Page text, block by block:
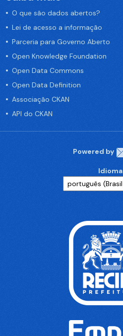
O que são dados abertos?
Lei de acesso a informação
Parceria para Governo Aberto
Open Knowledge Foundation
Open Data Commons
Open Data Definition
Associação CKAN
API do CKAN
Powered by
Idioma